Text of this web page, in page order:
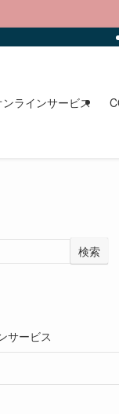
ンラインサービス
検索
サービス